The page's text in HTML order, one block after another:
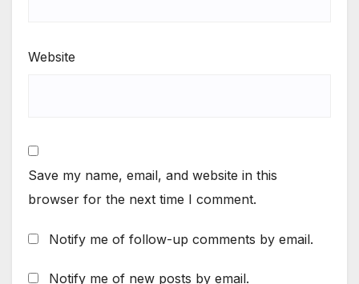
Website
Save my name, email, and website in this
browser for the next time I comment.
Notify me of follow-up comments by email.
Notify me of new posts by email.